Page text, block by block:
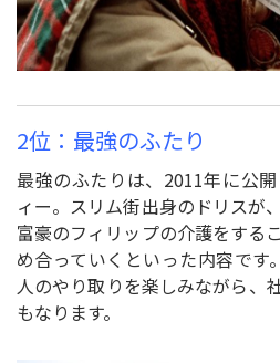
2位：最強のふたり
最強のふたりは、2011年に公
ィー。スリム街出身のドリスが
富豪のフィリップの介護をする
め合っていくといった内容です
人のやり取りを楽しみながら、
もなります。